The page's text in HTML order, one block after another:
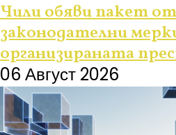
Чили обяви пакет
законодателни
организираната
06 Август 2026